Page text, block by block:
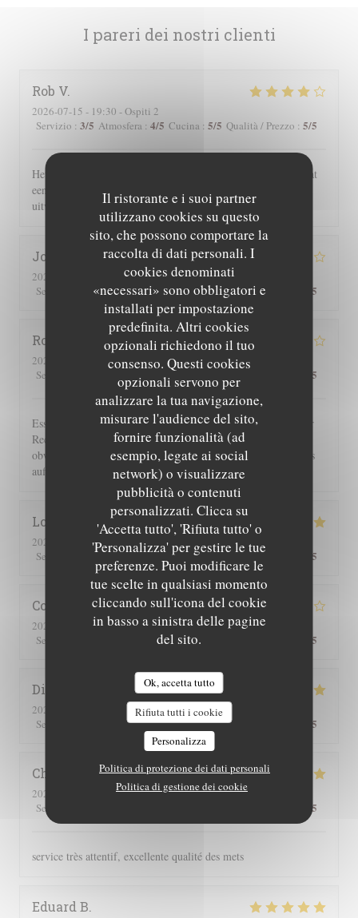
Il ristorante e i suoi partner
utilizzano cookies su questo
sito, che possono comportare la
raccolta di dati personali. I
cookies denominati
«necessari» sono obbligatori e
installati per impostazione
predefinita. Altri cookies
opzionali richiedono il tuo
consenso. Questi cookies
opzionali servono per
analizzare la tua navigazione,
misurare l'audience del sito,
fornire funzionalità (ad
esempio, legate ai social
network) o visualizzare
pubblicità o contenuti
personalizzati. Clicca su
'Accetta tutto', 'Rifiuta tutto' o
'Personalizza' per gestire le tue
preferenze. Puoi modificare le
tue scelte in qualsiasi momento
cliccando sull'icona del cookie
in basso a sinistra delle pagine
del sito.
Ok, accetta tutto
Rifiuta tutti i cookie
Personalizza
Politica di protezione dei dati personali
Politica di gestione dei cookie
I pareri dei nostri clienti
Rob V
2026-07-15 - 19:30 - Ospiti 2
Servizio : 3/5 Atmosfera : 4/5 Cucina : 5/5 Qualità / Prezzo : 5/5
Het eten en de sfeer was geweldig. Wij waren wel verbaasd dat
een uur na opening reeds alle gerechten met vlees waren
uitverkocht.
Joe
2026-07-25
- 19:30 - Ospiti 2
Servizio
/5 Atmosfera:4/5 Cucina:5/5 Qualità / Prezzo /5
Roger
2026-07-25
- 19:00 - Ospiti 2
Servizio
Atmosfera /5 Cucina /5
Essen und Ambiente hervorragend. Leider wurden uns auf der
Rechnung 2 Flaschen Wein und 2 Flaschen Sprudel berechnet,
obwohl wir nur eine hatten. Einer guten Servicekraft muss das
auffallen!!!
Lorraine
2026-07-25
- 13:00 - Ospiti 2
Servizio
Atmosfera:5/5 Cucina:5/5 Qualità / Prezzo /5
Corinne M
2026-07-25
- 20:30 - Ospiti 2
Servizio
/5 Cucina: /5
Didier
2026-07-16
- 19:00 - Ospiti 4
Servizio
Atmosfera:5/5 Cucina:5/5 Qualità / Prezzo /5
Christine Z
2026-07-24
- 19:00 - Ospiti 2
Servizio
/5
service très attentif, excellente qualité des mets
Eduard B